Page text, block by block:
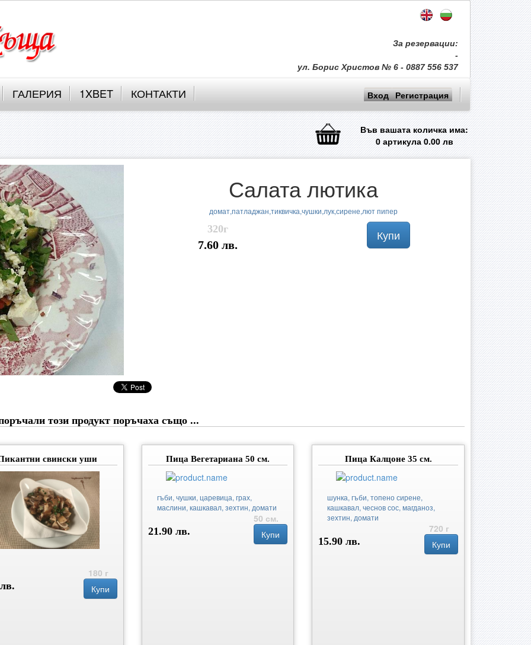
За резервации:
-
ул. Борис Христов № 6 - 0887 556 537
ГАЛЕРИЯ 1XBET КОНТАКТИ Вход Регистрация
Във вашата количка има:
0артикула0.00лв
Салата лютика
домат,патладжан,тиквичка,чушки,лук,сирене,лют пипер
320г
7.60 лв.
Купи
този продукт поръчаха също ...
свински уши
180 г
Купи
Пица Вегетариана 50 см.
гъби, чушки, царевица, грах,
маслини, кашкавал, зехтин, домати
50 см.
21.90 лв.
Купи
Пица Калцоне 35 см.
шунка, гъби, топено сирене,
кашкавал, чеснов сос, магданоз,
зехтин, домати
720 г
15.90 лв.
Купи